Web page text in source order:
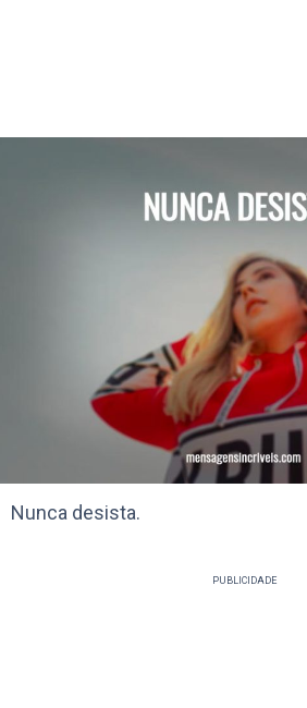
Nunca desista.
PUBLICIDADE